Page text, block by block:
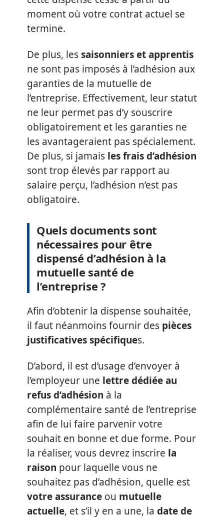
moment où votre contrat actuel se
termine.
De plus, lessaisonniers et apprentis
ne sont pas imposés à l’adhésion aux
garanties de la mutuelle de
l’entreprise. Effectivement, leur statut
ne leur permet pas d’y souscrire
obligatoirement et les garanties ne
les avantageraient pas spécialement.
De plus, si jamais les frais d’adhésion
sont trop élevés par rapport au
salaire perçu, l’adhésion n’est pas
obligatoire.
Quels documents sont
nécessaires pour être
dispensé d’adhésion à la
mutuelle santé de
l’entreprise ?
Afin d’obtenir la dispense souhaitée,
il faut néanmoins fournir des pièces
justificatives spécifiques.
D’abord, il est d’usage d’envoyer à
l’employeur une lettre dédiée au
refus d’adhésion à la
complémentaire santé de l’entreprise
afin de lui faire parvenir votre
souhait en bonne et due forme. Pour
la réaliser, vous devrez inscrire la
raison pour laquelle vous ne
souhaitez pas d’adhésion, quelle est
votre assurance ou mutuelle
actuelle, et s’il y en a une, la date de